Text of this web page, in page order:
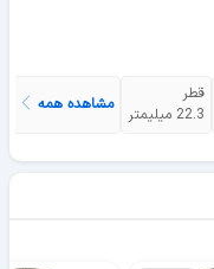
قطر
22.3 میلیمتر
مشاهده همه